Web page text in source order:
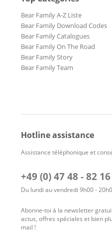
Bear Family A-Z Liste
Bear Family Download Codes
Bear Family Catalogues
Bear Family On The Road
Bear Family Story
Bear Family Team
Hotline assistance
Assistance téléphonique et
+49 (0) 47 48 - 82
Du lundi au vendredi 9h00 -
Abonne-toi à la newsletter
actus, offres spéciales et bien
mail !